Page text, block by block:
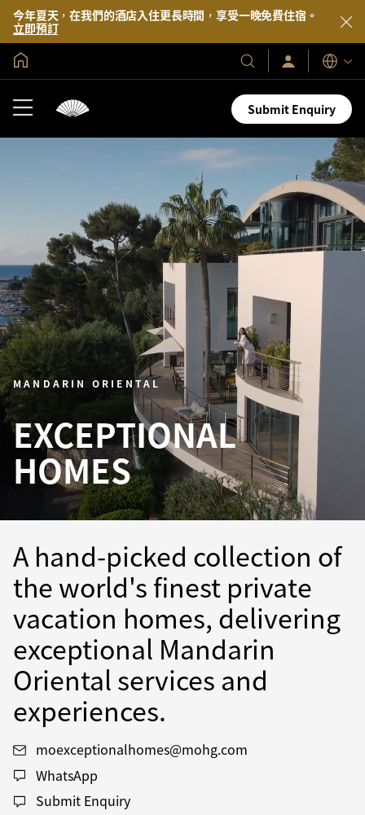
今年夏天，在我們的酒店入住更長時間，享受一晚免費住宿。
立即預訂
我
們
的
酒
登
入/
加
入
語
言
Submit Enquiry
MANDARIN ORIENTAL
EXCEPTIONAL
HOMES
A hand-picked collection of
the world's finest private
vacation homes, delivering
exceptional Mandarin
Oriental services and
experiences.
moexceptionalhomes@mohg.com
WhatsApp
Submit Enquiry